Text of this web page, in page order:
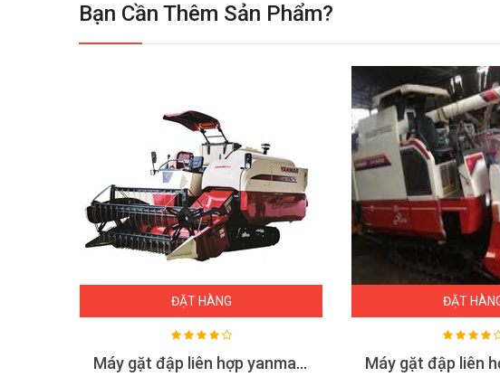
Bạn Cần Thêm Sản Phẩm?
ĐẶT HÀNG
Máy gặt đập liên hợp yanmar aw82
ĐẶT